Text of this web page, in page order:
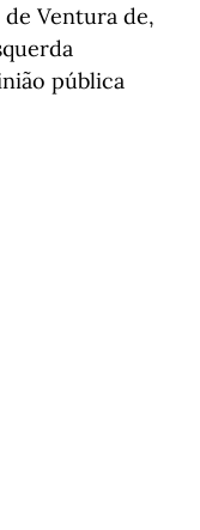
Ventura de,
pública